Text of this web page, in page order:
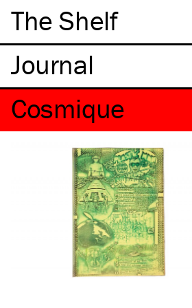
The Shelf
Cosmique